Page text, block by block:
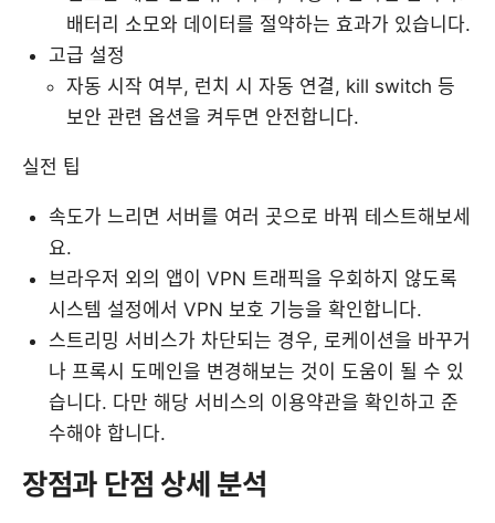
배터리 소모와 데이터를 절약하는 효과가 있습니다.
고급 설정
자동 시작 여부, 런치 시 자동 연결, kill switch 등
보안 관련 옵션을 켜두면 안전합니다.
실전 팁
속도가 느리면 서버를 여러 곳으로 바꿔 테스트해보세
요.
브라우저 외의 앱이 VPN 트래픽을 우회하지 않도록
시스템 설정에서 VPN 보호 기능을 확인합니다.
스트리밍 서비스가 차단되는 경우, 로케이션을 바꾸거
나 프록시 도메인을 변경해보는 것이 도움이 될 수 있
습니다. 다만 해당 서비스의 이용약관을 확인하고 준
수해야 합니다.
장점과 단점 상세 분석